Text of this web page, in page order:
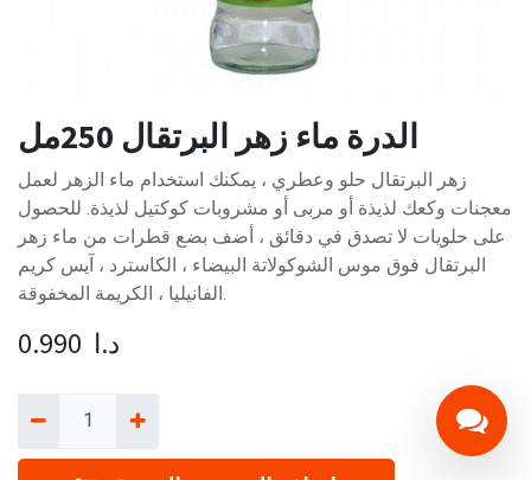
الدرة ماء زهر البرتقال 250مل
زهر البرتقال حلو وعطري ، يمكنك استخدام ماء الزهر لعمل
معجنات وكعك لذيذة أو مربى أو مشروبات كوكتيل لذيذة. للحصول
على حلويات لا تصدق في دقائق ، أضف بضع قطرات من ماء زهر
البرتقال فوق موس الشوكولاتة البيضاء ، الكاسترد ، آيس كريم
الفانيليا ، الكريمة المخفوقة.
0.990 د.ا